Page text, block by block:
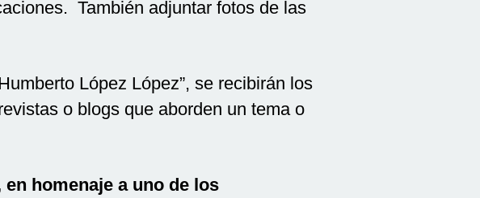
También adjuntar fotos de las
López López”, se recibirán los
o blogs que aborden un tema o
homenaje a uno de los